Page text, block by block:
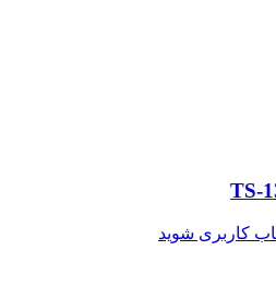
کاربری شوید